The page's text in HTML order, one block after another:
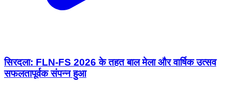
सिरदला: FLN-FS 2026 के तहत बाल मेला और वार्षिक उत्सव
सफलतापूर्वक संपन्न हुआ